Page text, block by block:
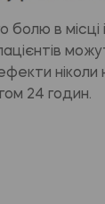
в місці
24 годин.